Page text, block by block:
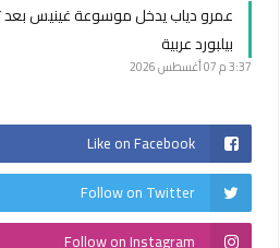
عمرو دياب يدخل موسوعة غينيس بعد
بيلبورد عربية
3:37 م 07 أغسطس 2026
Like on Facebook
Follow on Twitter
Follow on Instagram